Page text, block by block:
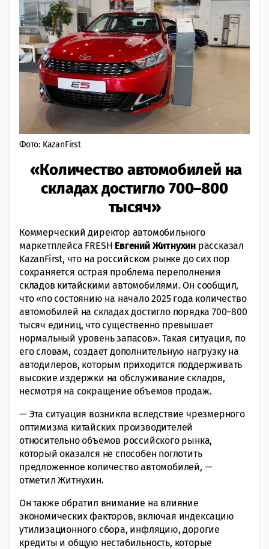
Фото: KazanFirst
«Количество автомобилей на
складах достигло 700–800
тысяч»
Коммерческий директор автомобильного
маркетплейса FRESH Евгений Житнухин рассказал
KazanFirst, что на российском рынке до сих пор
сохраняется острая проблема переполнения
складов китайскими автомобилями. Он сообщил,
что «по состоянию на начало 2025 года количество
автомобилей на складах достигло порядка 700–800
тысяч единиц, что существенно превышает
нормальный уровень запасов». Такая ситуация, по
его словам, создает дополнительную нагрузку на
автодилеров, которым приходится поддерживать
высокие издержки на обслуживание складов,
несмотря на сокращение объемов продаж.
— Эта ситуация возникла вследствие чрезмерного
оптимизма китайских производителей
относительно объемов российского рынка,
который оказался не способен поглотить
предложенное количество автомобилей, —
отметил Житнухин.
Он также обратил внимание на влияние
экономических факторов, включая индексацию
утилизационного сбора, инфляцию, дорогие
кредиты и общую нестабильность, которые